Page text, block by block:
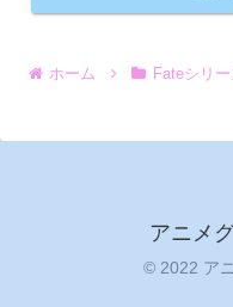
ホーム Fateシリ
アニメ
© 2022 ア